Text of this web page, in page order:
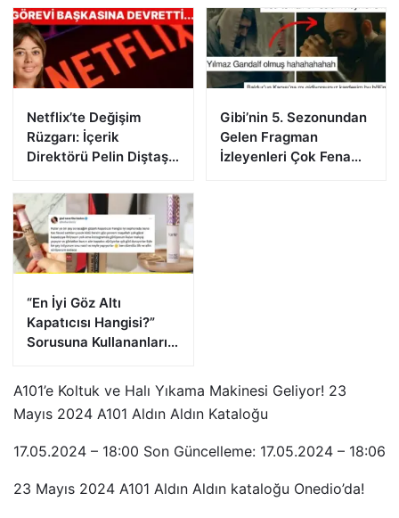
Netflix’te Değişim
Rüzgarı: İçerik
Direktörü Pelin Diştaş
Gibi’nin 5. Sezonundan
Gelen Fragman
İzleyenleri Çok Fena
“En İyi Göz Altı
Kapatıcısı Hangisi?”
Sorusuna Kullananların
A101’e Koltuk ve Halı Yıkama Makinesi Geliyor! 23
Mayıs 2024 A101 Aldın Aldın Kataloğu
17.05.2024 – 18:00 Son Güncelleme: 17.05.2024 – 18:06
23 Mayıs 2024 A101 Aldın Aldın kataloğu Onedio’da!